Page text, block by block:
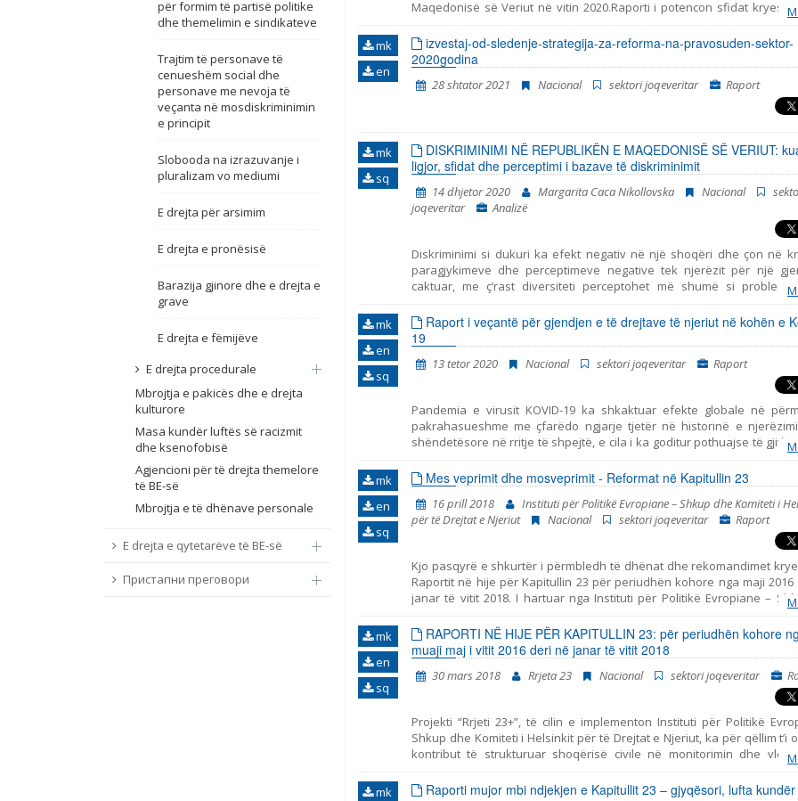
për formim të partisë politike
dhe themelimin e sindikateve
Trajtim të personave të
cenueshëm social dhe
personave me nevoja të
veçanta në mosdiskriminimin
e principit
Slobooda na izrazuvanje i
pluralizam vo mediumi
E drejta për arsimim
E drejta e pronësisë
Barazija gjinore dhe e drejta e
grave
E drejta e fëmijëve
E drejta procedurale
Mbrojtja e pakicës dhe e drejta
kulturore
Masa kundër luftës së racizmit
dhe ksenofobisë
Agjencioni për të drejta themelore
të BE-së
Mbrojtja e të dhënave personale
E drejta e qytetarëve të BE-së
Пристапни преговори
Maqedonisë së Veriut në vitin 2020.Raporti i potencon sfidat
cilat përballen azilkërkuesit dhe refugjatët gjatë procedurës së azilit
ushtrimit të të drejtave të tjera. Gjatë përgatitjes së këtij
përdorën: a) të dhënat e marra gjatë përfaqësimit të
refugjatëve dhe emigrantëve, personave nën mbrojtje plotësuese
dhe refugjatëve të njohur në Republikën e Maqedonisë së Veriut, b) të
e marra gjatë monitorimit të situatës dhe veprimit nga ana e
refugjatët dhe emigrantët në qendrat e transitit, ku ShJRM ka
Pranimit për Azilkërkuesit në Shkup. Për më tepër, për qëllimet e këtij
siguruan informata me karakter publik dhe u përdorën raporte dhe
e shum
mk
en
izvestaj-od-sledenje-strategija-za-reforma-na-pravosuden-sektor-
2020godina
28 shtator 2021 Nacional sektori joqeveritar Raport
mk
sq
DISKRIMINIMI NË REPUBLIKËN E MAQEDONISË SË VERIUT:
ligjor, sfidat dhe perceptimi i bazave të diskriminimit
14 dhjetor 2020 Margarita Caca Nikollovska Nacional
joqeveritar
Analizë
Diskriminimi si dukuri ka efekt negativ në një shoqëri dhe çon në
paragjykimeve dhe perceptimeve negative tek njerëzit për një
caktuar, me ç’rast diversiteti perceptohet më shumë si problem
përfitim. Qëllimi i përgjithshëm në luftën kundër diskriminimit
mundësinë e qasjes së barabartë dhe të drejtë në mundësitë që i
shoqëri. Kjo analizë ka për qëllim ta pasqyrojë gjendjen e
Republikën e Maqedonisë së Veriut përmes retrospektivës
kushtetues dhe kuadrit ligjor deri në problemet që kanë të
shfuqizimin e Ligjit për parandalimin dhe mbrojtjen nga
miratimin e ligjit të ri në tetor të vitit 2020. Periudha kohore në të
ekzistonte rregullimi ligjor i diskriminimit, në kuptimin e ligjit lex
një shkas i mirë t’i jepet mundësi zbatimit të drejtpërdrejtë të
Evropiane për të Drejtat e Njeriut dhe standardeve të vendosura të
mk
en
sq
Raport i veçantë për gjendjen e të drejtave të njeriut në kohën e
19
13 tetor 2020 Nacional sektori joqeveritar Raport
Pandemia e virusit KOVID-19 ka shkaktuar efekte globale në
pakrahasueshme me çfarëdo ngjarje tjetër në historinë e
shëndetësore në rritje të shpejtë, e cila i ka goditur pothuajse të
në botë, po shkakton pasoja të paparashikueshme ekonomike dhe
nga të cilat njerëzimi gjatë kohë nuk do të rimëkëmbet. Duke marrë
seriozitetin dhe rrjedhën e pasigurt të ngjarjeve, shumë qeveri, ndër
jona, e konsideruan të nevojshme shpalljen e gjendjes së
për t’u përballur plotësisht me rreziqet dhe dëmet nga virusi i ri
meqenëse gjatë gjendjes së jashtëzakonshme, Qeveria mund të
veprime përtej asaj që lejohet në kushte normale, kjo gjithashtu
një alarm për të shtuar vigjilencën mbrojtësit e të drejtave të njeriut.
mk
en
sq
Mes veprimit dhe mosveprimit - Reformat në Kapitullin 23
16 prill 2018
Instituti për Politikë Evropiane – Shkup dhe Komiteti i
për të Drejtat e Njeriut
Nacional sektori joqeveritar Raport
Kjo pasqyrë e shkurtër i përmbledh të dhënat dhe rekomandimet
Raportit në hije për Kapitullin 23 për periudhën kohore nga maji 2016
janar të vitit 2018. I hartuar nga Instituti për Politikë Evropiane –
Komiteti i Helsinkit për të Drejtat e Njeriut. Pasqyra përfshin tri
ndryshme: - periudha para zgjedhjeve të parakohshme parlamentare
dhjetor të vitit 2016, - periudha e tranzicionit pas zgjedhjeve dhe para
të Qeverisë së re më datë 31 maj të vitit 2017, dhe - periudha nga
Qeverisë së re deri në fund të muajit janar të vitit 2018. Raporti i
ngjarjet kryesore në periudhën e analizuar dhe jep rekomandime për
në secilën fushën të Kapitullit 23. Për analizë të detajuar të të gjitha
lutemi shiheni Raportin në hije. Shadow Report.
mk
en
sq
RAPORTI NË HIJE PËR KAPITULLIN 23: për periudhën kohore
muaji maj i vitit 2016 deri në janar të vitit 2018
30 mars 2018 Rrjeta 23 Nacional sektori joqeveritar
Projekti “Rrjeti 23+”, të cilin e implementon Instituti për Politikë
Shkup dhe Komiteti i Helsinkit për të Drejtat e Njeriut, ka për qëllim t’i
kontribut të strukturuar shoqërisë civile në monitorimin dhe
politikave të përfshira me Kapitullin 23 nga aderimi në BE –
të drejtat themelore. Ky raport i bashkon në një tërësi të vetme
mk
Raporti mujor mbi ndjekjen e Kapitullit 23 – gjyqësori, lufta kundër